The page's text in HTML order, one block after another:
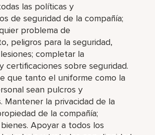
las políticas y
de seguridad de la compañía;
problema de
peligros para la seguridad,
completar la
certificaciones sobre seguridad.
que tanto el uniforme como la
sean pulcros y
Mantener la privacidad de la
de la compañía;
Apoyar a todos los